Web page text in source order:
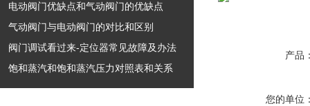
电动阀门优缺点和气动阀门的优缺点
气动阀门与电动阀门的对比和区别
阀门调试看过来-定位器常见故障及办法
饱和蒸汽和饱和蒸汽压力对照表和关系
产品
您的单位